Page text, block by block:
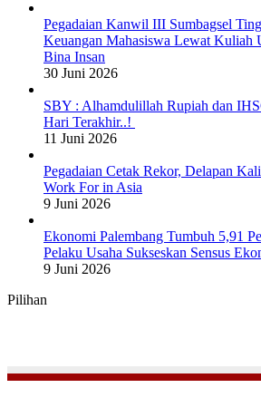
Pegadaian Kanwil III Sumbagsel
Keuangan Mahasiswa Lewat Kuliah
Bina Insan
30 Juni 2026
SBY : Alhamdulillah Rupiah dan
Hari Terakhir..!
11 Juni 2026
Pegadaian Cetak Rekor, Delapan
Work For in Asia
9 Juni 2026
Ekonomi Palembang Tumbuh 5,91
Pelaku Usaha Sukseskan Sensus
9 Juni 2026
Pilihan